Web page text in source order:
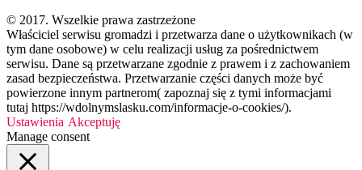
© 2017. Wszelkie prawa zastrzeżone
Właściciel serwisu gromadzi i przetwarza dane o użytkownikach (w
tym dane osobowe) w celu realizacji usług za pośrednictwem
serwisu. Dane są przetwarzane zgodnie z prawem i z zachowaniem
zasad bezpieczeństwa. Przetwarzanie części danych może być
powierzone innym partnerom( zapoznaj się z tymi informacjami
tutaj https://wdolnymslasku.com/informacje-o-cookies/).
Ustawienia Akceptuję
Manage consent